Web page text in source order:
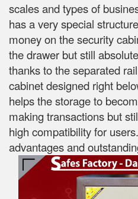
scales and types of
has a very special
money on the security
the drawer but still
thanks to the separated
cabinet designed right
helps the storage to
making transactions but
high compatibility for
advantages and